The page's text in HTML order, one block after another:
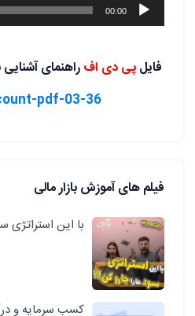
صوت
00:00
فایلپی دی افراهنمای
03-36-demo-account-pdf
فیلم های آموزش بازار مالی
با این استراتژی
کسب سرمایه و